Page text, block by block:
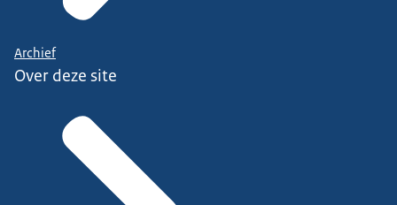
Archief
Over deze site